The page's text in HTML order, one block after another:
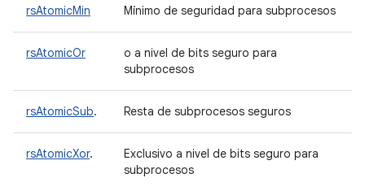
rsAtomicMin Mínimo de seguridad para subprocesos
rsAtomicOr
o a nivel de bits seguro para
subprocesos
rsAtomicSub. Resta de subprocesos seguros
rsAtomicXor.
Exclusivo a nivel de bits seguro para
subprocesos